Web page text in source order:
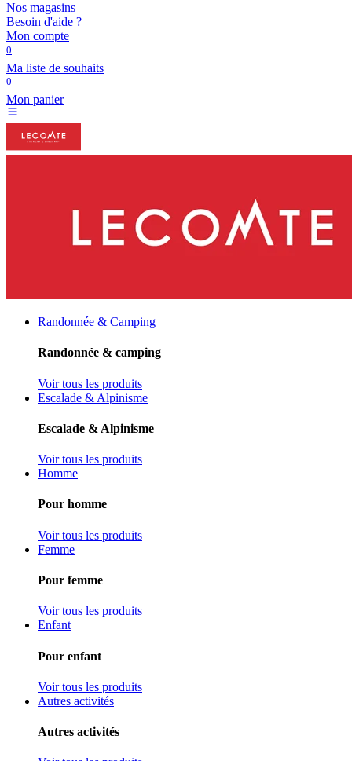
Nos magasins
Besoin d'aide ?
Mon compte
0
Ma liste de souhaits
0
Mon panier
Randonnée & Camping
Randonnée & camping
Voir tous les produits
Escalade & Alpinisme
Escalade & Alpinisme
Voir tous les produits
Homme
Pour homme
Voir tous les produits
Femme
Pour femme
Voir tous les produits
Enfant
Pour enfant
Voir tous les produits
Autres activités
Autres activités